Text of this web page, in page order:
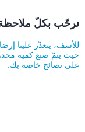
نرحّب بكلّ ملاحظة
للأسف، يتعذّر علينا
حيث يتمّ صنع كمية
على نصائح خاصة بك.